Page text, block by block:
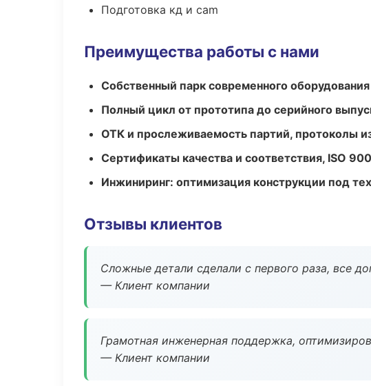
Подготовка кд и cam
Преимущества работы с нами
Собственный парк современного
Полный цикл от прототипа до серийного
ОТК и прослеживаемость партий, протоколы
Сертификаты качества и соответствия, ISO
Инжиниринг: оптимизация конструкции под
Отзывы клиентов
Сложные детали сделали с первого раза, все
— Клиент компании
Грамотная инженерная поддержка,
— Клиент компании